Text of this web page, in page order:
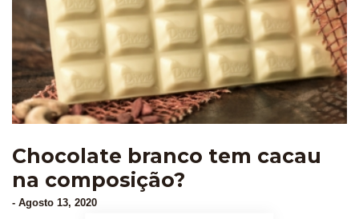
Chocolate branco tem cacau
na composição?
- Agosto 13, 2020